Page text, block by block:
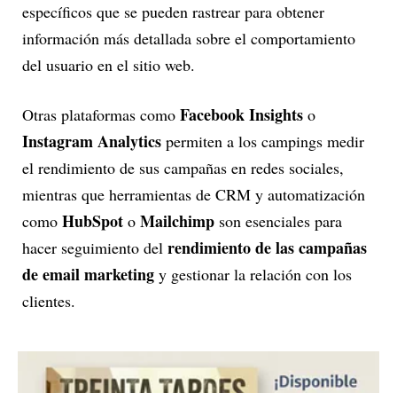
específicos que se pueden rastrear para obtener
información más detallada sobre el comportamiento
del usuario en el sitio web.
Otras plataformas como Facebook Insights o
Instagram Analytics permiten a los campings medir
el rendimiento de sus campañas en redes sociales,
mientras que herramientas de CRM y automatización
como HubSpot o Mailchimp son esenciales para
hacer seguimiento del rendimiento de las campañas
de email marketing y gestionar la relación con los
clientes.